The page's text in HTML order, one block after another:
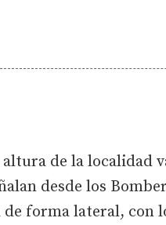
de la localidad
desde los
forma lateral, con